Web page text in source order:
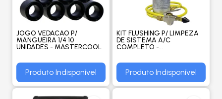
JOGO VEDACAO P/
MANGUEIRA 1/4 10
UNIDADES - MASTERCOOL
Produto Indisponível
KIT FLUSHING P/ LIMPEZA
DE SISTEMA A/C
COMPLETO -
Produto Indisponível